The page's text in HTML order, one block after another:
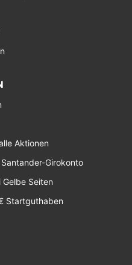
Aktionen
Girokonto
Seiten
Startguthaben